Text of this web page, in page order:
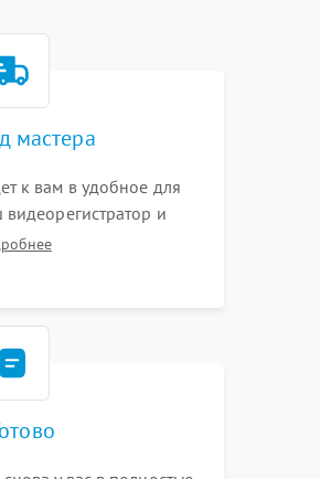
мастера
к вам в удобное для
и